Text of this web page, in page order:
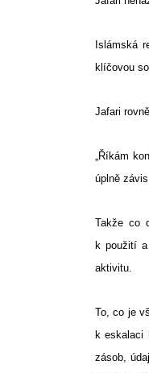
Islámská
klíčovou
Jafari
„Říkám
úplně
Takže co
k použití
aktivitu.
To, co je
k eskalaci
zásob,
Search
for: